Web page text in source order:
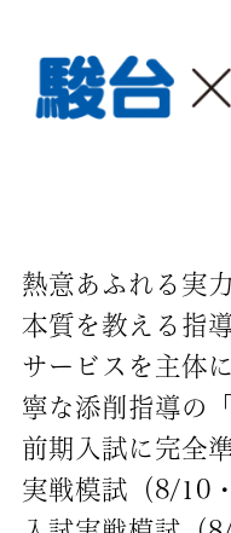
熱意あふれる実
本質を教える指
サービスを主体
寧な添削指導の
前期入試に完全
実戦模試（8/10